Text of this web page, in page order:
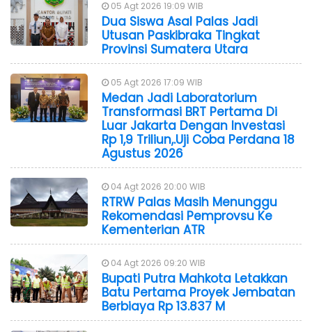
05 Agt 2026 19:09 WIB
Dua Siswa Asal Palas Jadi
Utusan Paskibraka Tingkat
Provinsi Sumatera Utara
05 Agt 2026 17:09 WIB
Medan Jadi Laboratorium
Transformasi BRT Pertama Di
Luar Jakarta Dengan Investasi
Rp 1,9 Triliun,.Uji Coba Perdana 18
Agustus 2026
04 Agt 2026 20:00 WIB
RTRW Palas Masih Menunggu
Rekomendasi Pemprovsu Ke
Kementerian ATR
04 Agt 2026 09:20 WIB
Bupati Putra Mahkota Letakkan
Batu Pertama Proyek Jembatan
Berbiaya Rp 13.837 M